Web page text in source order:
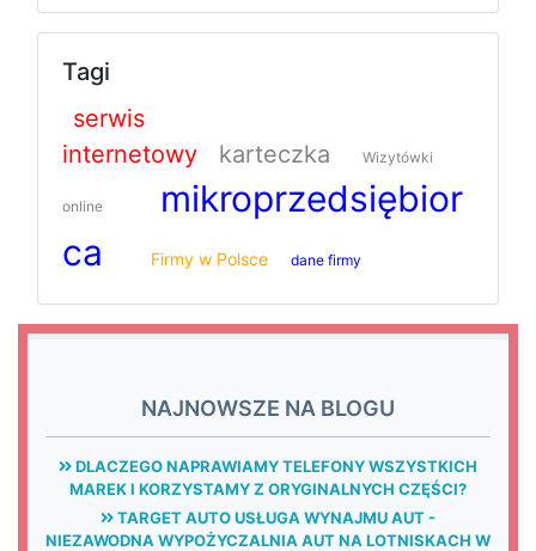
Tagi
serwis
internetowy
karteczka Wizytówki
online
mikroprzedsiębior
ca
Firmy w Polsce dane firmy
NAJNOWSZE NA BLOGU
DLACZEGO NAPRAWIAMY TELEFONY WSZYSTKICH
MAREK I KORZYSTAMY Z ORYGINALNYCH CZĘŚCI?
TARGET AUTO USŁUGA WYNAJMU AUT -
NIEZAWODNA WYPOŻYCZALNIA AUT NA LOTNISKACH W